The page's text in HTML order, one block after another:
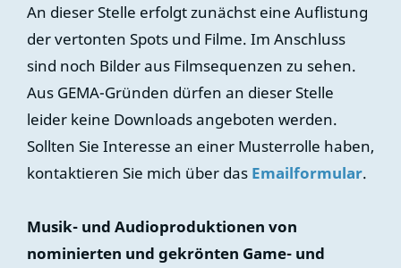
An dieser Stelle erfolgt zunächst eine Auflistung
der vertonten Spots und Filme. Im Anschluss
sind noch Bilder aus Filmsequenzen zu sehen.
Aus GEMA-Gründen dürfen an dieser Stelle
leider keine Downloads angeboten werden.
Sollten Sie Interesse an einer Musterrolle haben,
kontaktieren Sie mich über das Emailformular.
Musik- und Audioproduktionen von
nominierten und gekrönten Game- und